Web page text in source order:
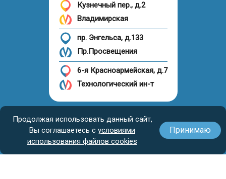
Продолжая использовать данный сайт,
Вы соглашаетесь с условиями
использования файлов cookies
Принимаю
Кузнечный пер., д.2
Владимирская
пр. Энгельса, д.133
Пр.Просвещения
6-я Красноармейская, д.7
Технологический ин-т
Налоговый вычет